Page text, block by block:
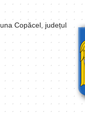
Copăcel, județul